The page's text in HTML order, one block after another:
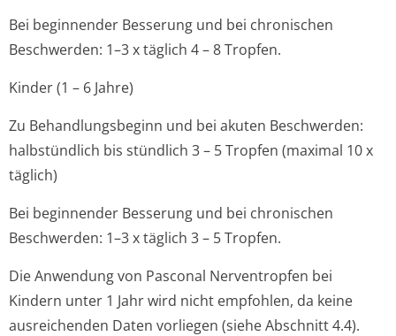
Bei beginnender Besserung und bei chronischen
Beschwerden: 1–3 x täglich 4 – 8 Tropfen.
Kinder (1 – 6 Jahre)
Zu Behandlungsbeginn und bei akuten Beschwerden:
halbstündlich bis stündlich 3 – 5 Tropfen (maximal 10 x
täglich)
Bei beginnender Besserung und bei chronischen
Beschwerden: 1–3 x täglich 3 – 5 Tropfen.
Die Anwendung von Pasconal Nerventropfen bei
Kindern unter 1 Jahr wird nicht empfohlen, da keine
ausreichenden Daten vorliegen (siehe Abschnitt 4.4).